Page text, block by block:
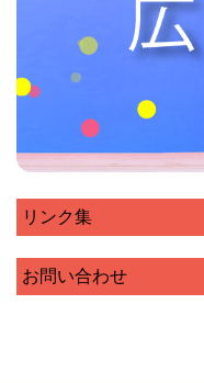
リンク集
お問い合わせ